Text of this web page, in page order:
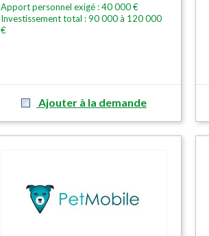
Apport personnel exigé : 40 000 €
Investissement total : 90 000 à 120 000
€
Ajouter à la demande